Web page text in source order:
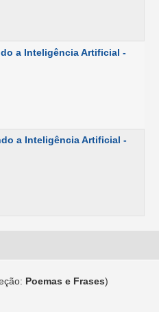
a Inteligência Artificial -
a Inteligência Artificial -
Poemas e Frases)